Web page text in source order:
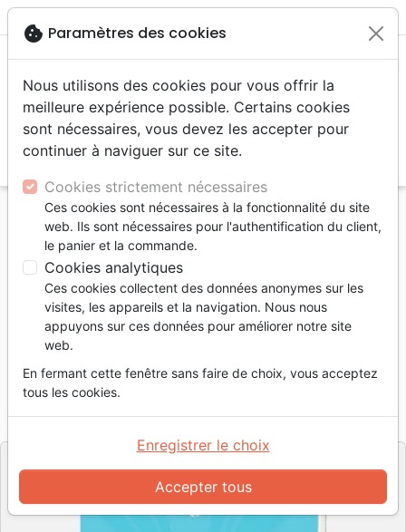
menu
Accueil
Jeunesse
Guide Junior 2 (Le) - Sur les traces de Jésus
Le Guide Junior 2
Sur les traces de Jésus
Collectif| Auteur :Lydie Brugger| Illustrateur :
Véronique Lavoie
RéférenceLLBQC0526 EAN9782981505262
Editeur
Ligue pour la Lecture de la Bible Québec
cookie Paramètres des cookies
Nous utilisons des cookies pour vous offrir la
meilleure expérience possible. Certains cookies
sont nécessaires, vous devez les accepter pour
continuer à naviguer sur ce site.
Cookies strictement nécessaires
Ces cookies sont nécessaires à la fonctionnalité du site
web. Ils sont nécessaires pour l'authentification du client,
le panier et la commande.
Cookies analytiques
Ces cookies collectent des données anonymes sur les
visites, les appareils et la navigation. Nous nous
appuyons sur ces données pour améliorer notre site
web.
En fermant cette fenêtre sans faire de choix, vous acceptez
tous les cookies.
Accepter tous
Enregistrer le choix